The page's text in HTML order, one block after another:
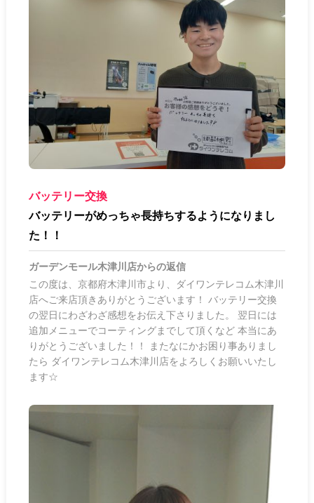
バッテリー交換
バッテリーがめっちゃ長持ちするようになりまし
た！！
ガーデンモール木津川店からの返信
この度は、京都府木津川市より、ダイワンテレコム木津川
店へご来店頂きありがとうございます！ バッテリー交換
の翌日にわざわざ感想をお伝え下さりました。 翌日には
追加メニューでコーティングまでして頂くなど 本当にあ
りがとうございました！！ またなにかお困り事ありまし
たら ダイワンテレコム木津川店をよろしくお願いいたし
ます☆